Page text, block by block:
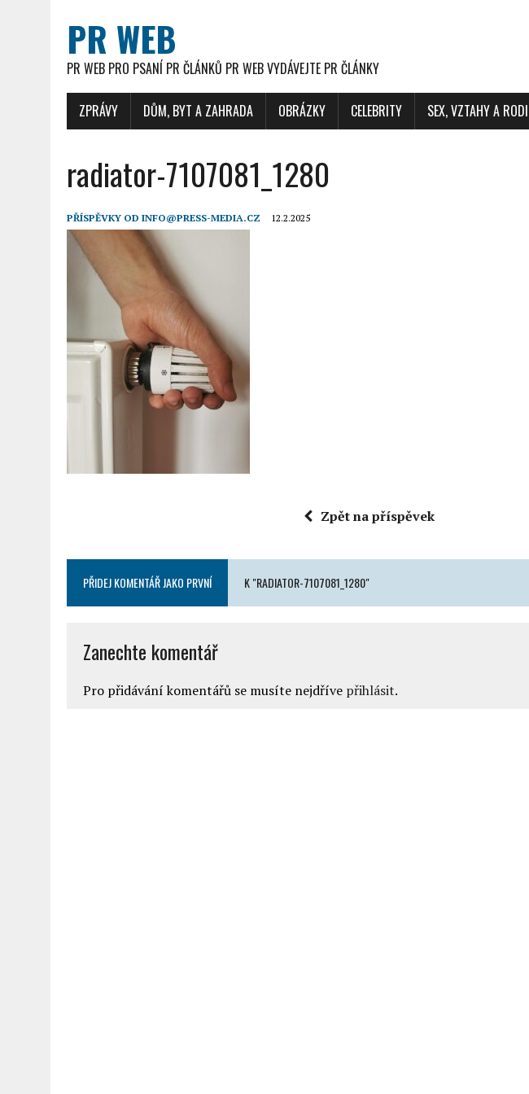
PR WEB
PR WEB PRO PSANÍ PR ČLÁNKŮ PR WEB VYDÁVEJTE PR ČLÁNKY
ZPRÁVY DŮM, BYT A ZAHRADA OBRÁZKY CELEBRITY SEX, VZTAHY A
radiator-7107081_1280
PŘÍSPĚVKY OD INFO@PRESS-MEDIA.CZ 12.2.2025
Zpět na příspěvek
PŘIDEJ KOMENTÁŘ JAKO PRVNÍ K "RADIATOR-7107081_1280"
Zanechte komentář
Pro přidávání komentářů se musíte nejdříve přihlásit.